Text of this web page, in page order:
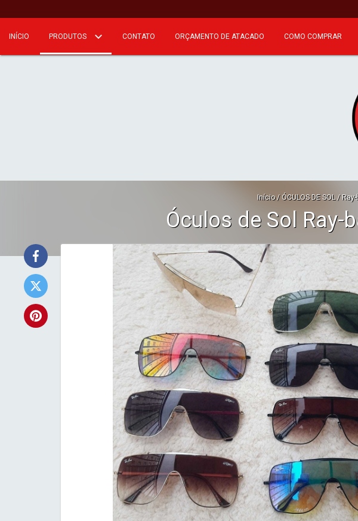
INÍCIO PRODUTOS CONTATO ORÇAMENTO DE ATACADO COMO COMPRAR
Início / ÓCULOS DE SOL /
Óculos de Sol Ray-